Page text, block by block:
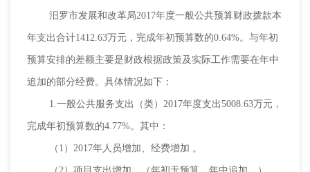
汨罗市发展和改革局2017年度一般公共预算财政拨款本
年支出合计1412.63万元，完成年初预算数的0.64%。与年初
预算安排的差额主要是财政根据政策及实际工作需要在年中
追加的部分经费。具体情况如下：
1.一般公共服务支出（类）2017年度支出5008.63万元，
完成年初预算数的4.77%。其中：
（ 1）2017年人员增加、经费增加 。